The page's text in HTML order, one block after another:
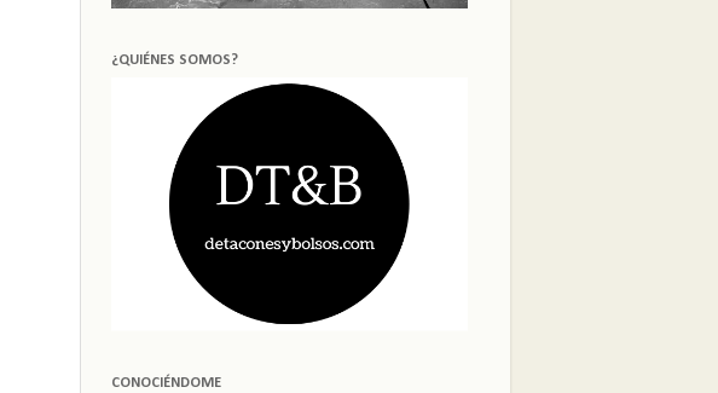
¿QUIÉNES SOMOS?
CONOCIÉNDOME